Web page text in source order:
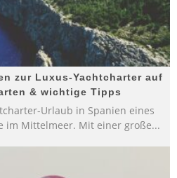
zur Luxus-Yachtcharter auf
& wichtige Tipps
Urlaub in Spanien eines
im Mittelmeer. Mit einer große...